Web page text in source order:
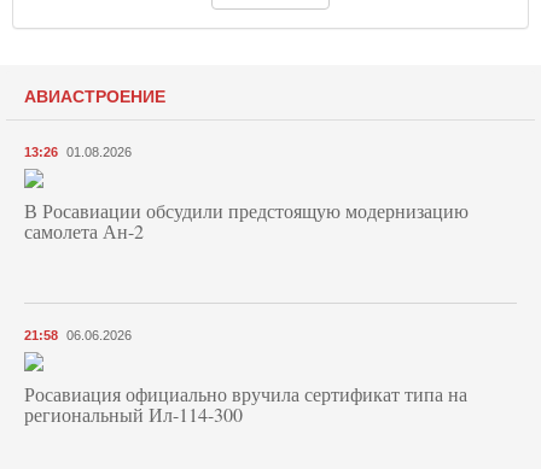
АВИАСТРОЕНИЕ
13:26 01.08.2026
В Росавиации обсудили предстоящую модернизацию
самолета Ан-2
21:58 06.06.2026
Росавиация официально вручила сертификат типа на
региональный Ил-114-300